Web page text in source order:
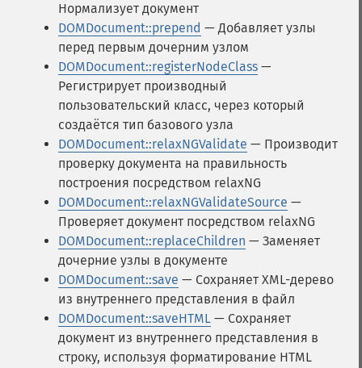
Нормализует документ
DOMDocument::prepend — Добавляет узлы
перед первым дочерним узлом
DOMDocument::registerNodeClass —
Регистрирует производный
пользовательский класс, через который
создаётся тип базового узла
DOMDocument::relaxNGValidate — Производит
проверку документа на правильность
построения посредством relaxNG
DOMDocument::relaxNGValidateSource —
Проверяет документ посредством relaxNG
DOMDocument::replaceChildren — Заменяет
дочерние узлы в документе
DOMDocument::save — Сохраняет XML-дерево
из внутреннего представления в файл
DOMDocument::saveHTML — Сохраняет
документ из внутреннего представления в
строку, используя форматирование HTML